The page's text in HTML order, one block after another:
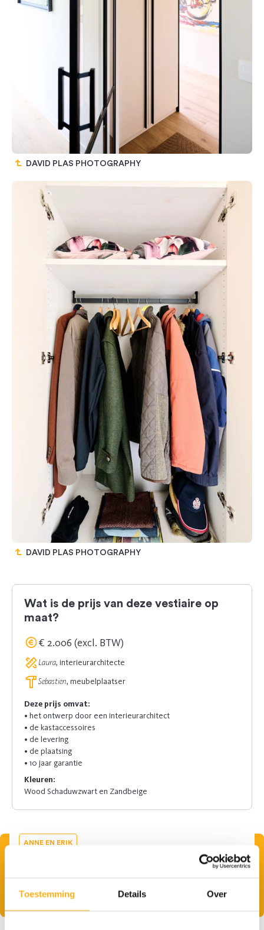
Toestemming Details Over
DAVID PLAS PHOTOGRAPHY
DAVID PLAS PHOTOGRAPHY
Wat is de prijs van deze vestiaire op
maat?
€ 2.006 (excl. BTW)
Laura, interieurarchitecte
Sebastien, meubelplaatser
Deze prijs omvat:
• het ontwerp door een interieurarchitect
• de kastaccessoires
• de levering
• de plaatsing
• 10 jaar garantie
Kleuren:
Wood Schaduwzwart en Zandbeige
ANNE EN ERIK
Nieuwbouwappartement bij Anne en Erik